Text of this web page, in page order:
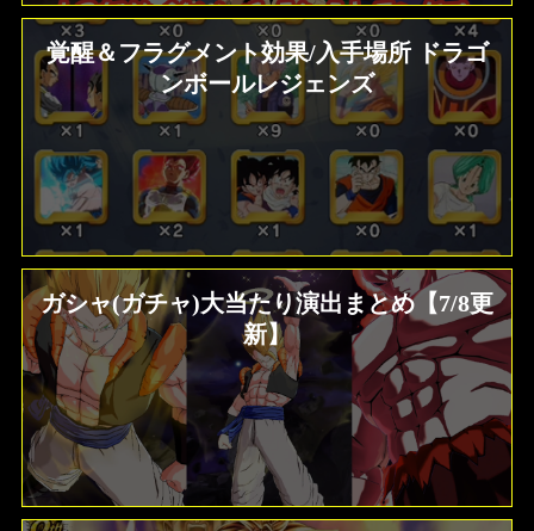
覚醒＆フラグメント効果/入手場所 ドラゴ
ンボールレジェンズ
ガシャ(ガチャ)大当たり演出まとめ【7/8更
新】